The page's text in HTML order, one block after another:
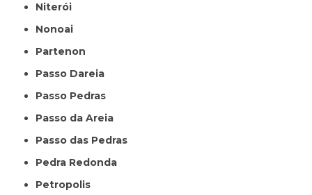
Niterói
Nonoai
Partenon
Passo Dareia
Passo Pedras
Passo da Areia
Passo das Pedras
Pedra Redonda
Petropolis